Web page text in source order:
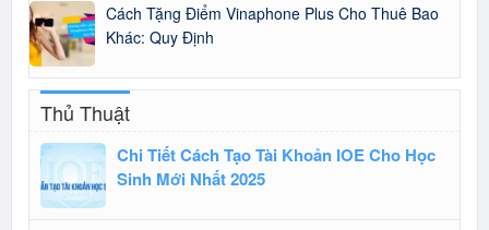
Cách Tặng Điểm Vinaphone Plus Cho Thuê Bao
Khác: Quy Định
Thủ Thuật
Chi Tiết Cách Tạo Tài Khoản IOE Cho Học
Sinh Mới Nhất 2025